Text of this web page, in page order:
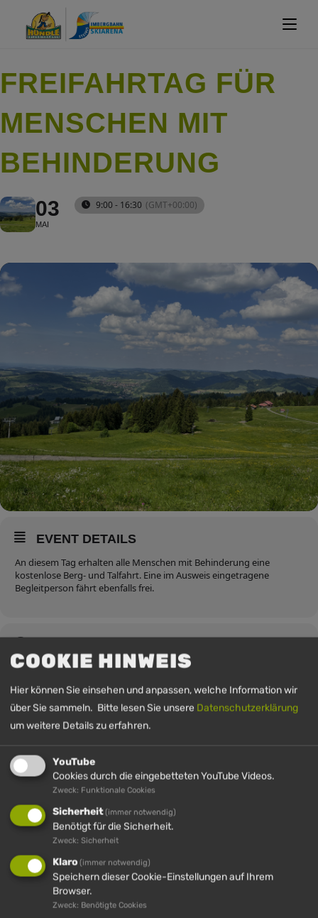
FREIFAHRTAG FÜR
MENSCHEN MIT
BEHINDERUNG
03
MAI
9:00 - 16:30 (GMT+00:00)
EVENT DETAILS
An diesem Tag erhalten alle Menschen mit Behinderung eine
kostenlose Berg- und Talfahrt. Eine im Ausweis eingetragene
Begleitperson fährt ebenfalls frei.
3. Mai 20269:00- 16:30 (GMT+00:00)
IMBERG HÜNDLE
COOKIE HINWEIS
Hier können Sie einsehen und anpassen, welche Information wir
über Sie sammeln. Bitte lesen Sie unsere Datenschutzerklärung
um weitere Details zu erfahren.
YouTube
Cookies durch die eingebetteten YouTube Videos.
Zweck: Funktionale Cookies
Sicherheit(immer notwendig)
Benötigt für die Sicherheit.
Zweck: Sicherheit
Klaro (immer notwendig)
Speichern dieser Cookie-Einstellungen auf Ihrem
Browser.
Zweck: Benötigte Cookies